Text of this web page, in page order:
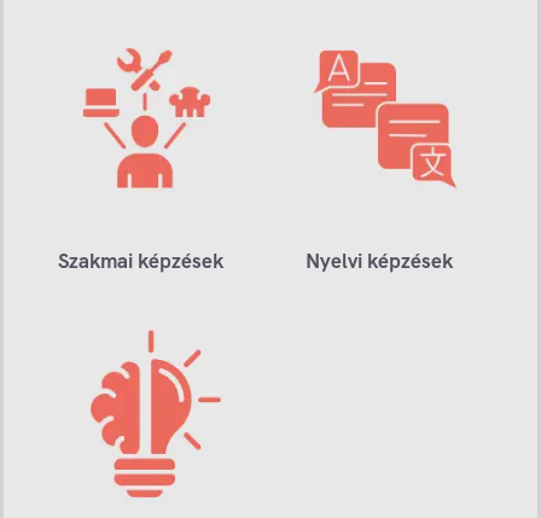
Szakmai képzések Nyelvi képzések